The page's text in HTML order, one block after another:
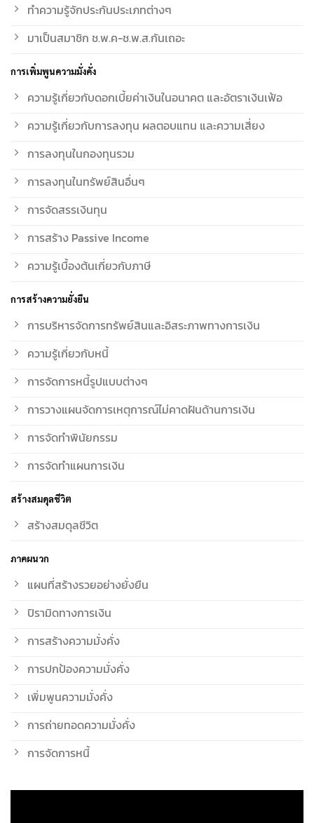
ทำความรู้จักประกันประเภทต่างๆ
มาเป็นสมาชิก ช.พ.ค-ช.พ.ส.กันเถอะ
การเพิ่มพูนความมั่งคั่ง
ความรู้เกี่ยวกับดอกเบี้ยค่าเงินในอนาคต และอัตราเงินเฟ้อ
ความรู้เกี่ยวกับการลงทุน ผลตอบแทน และความเสี่ยง
การลงทุนในกองทุนรวม
การลงทุนในทรัพย์สินอื่นๆ
การจัดสรรเงินทุน
การสร้าง Passive Income
ความรู้เบื้องต้นเกี่ยวกับภาษี
การสร้างความยั่งยืน
การบริหารจัดการทรัพย์สินและอิสระภาพทางการเงิน
ความรู้เกี่ยวกับหนี้
การจัดการหนี้รูปแบบต่างๆ
การวางแผนจัดการเหตุการณ์ไม่คาดฝันด้านการเงิน
การจัดทำพินัยกรรม
การจัดทำแผนการเงิน
สร้างสมดุลชีวิต
สร้างสมดุลชีวิต
ภาคผนวก
แผนที่สร้างรวยอย่างยั่งยืน
ปิรามิดทางการเงิน
การสร้างความมั่งคั่ง
การปกป้องความมั่งคั่ง
เพิ่มพูนความมั่งคั่ง
การถ่ายทอดความมั่งคั่ง
การจัดการหนี้